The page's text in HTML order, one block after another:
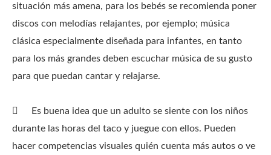
situación más amena, para los bebés se recomienda poner
discos con melodías relajantes, por ejemplo; música
clásica especialmente diseñada para infantes, en tanto
para los más grandes deben escuchar música de su gusto
para que puedan cantar y relajarse.
Es buena idea que un adulto se siente con los niños
durante las horas del taco y juegue con ellos. Pueden
hacer competencias visuales quién cuenta más autos o ve